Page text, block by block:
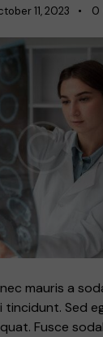
11, 2023 0
mauris a
tincidunt. Sed
Fusce